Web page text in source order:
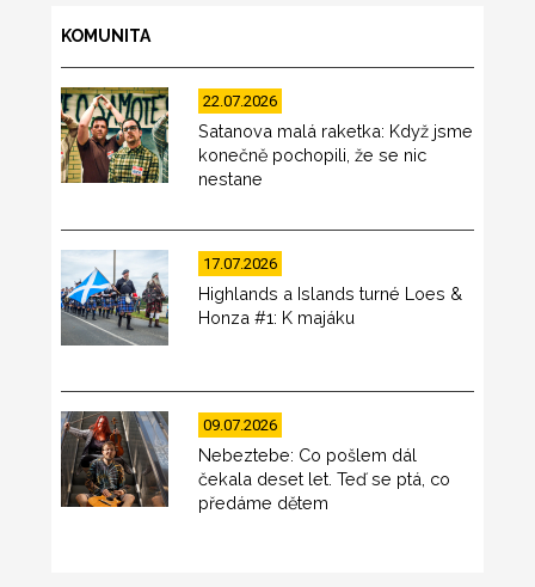
KOMUNITA
22.07.2026
Satanova malá raketka: Když jsme
konečně pochopili, že se nic
nestane
17.07.2026
Highlands a Islands turné Loes &
Honza #1: K majáku
09.07.2026
Nebeztebe: Co pošlem dál
čekala deset let. Teď se ptá, co
předáme dětem